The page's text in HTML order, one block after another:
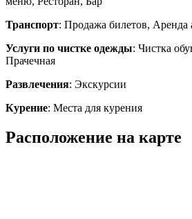
Транспорт: Продажа билетов, Аренда
Услуги по чистке одежды: Чистка
Прачечная
Развлечения: Экскурсии
Курение: Места для курения
Расположение на карте